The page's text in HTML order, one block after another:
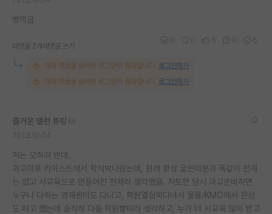
병먹금
대댓글 2개 대댓글 쓰기
해당 댓글을 보려면 로그인이 필요합니다. 로그인하기
해당 댓글을 보려면 로그인이 필요합니다. 로그인하기
즐거운 앨런 튜링
저는 오히려 반대.
과고이후 카이스트에서 학석박나왔는데, 원래 항상 글쓴이분과 똑같이 천재
는 없고 사교육으로 만들어진 천재라 생각했음. 저또한 당시 과고준비하면
누구나 다하는 영재센터도 다니고, 학원열심히다녀서 물올/KMO에서 은상
도 타고 했는데 솔직히 다들 학원빨이라 생각하고, 누가 더 사교육 많이 받고